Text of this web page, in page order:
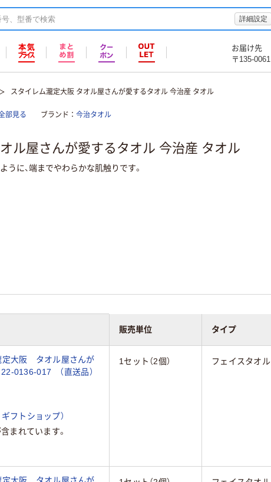
詳細設定
お届け先
〒135-0061
スタイレム瀧定大阪 タオル屋さんが愛するタオル 今治産 タオル
部見る ブランド 今治タオル
ル屋さんが愛するタオル 今治産 タオル
うに、端までやわらかな肌触りです。
販売単位 タイプ
定大阪 タオル屋さんが
0136-017 （直送品）
フトショップ）
まれています。
1セット（2個） フェイスタオル
定大阪 タオル屋さんが